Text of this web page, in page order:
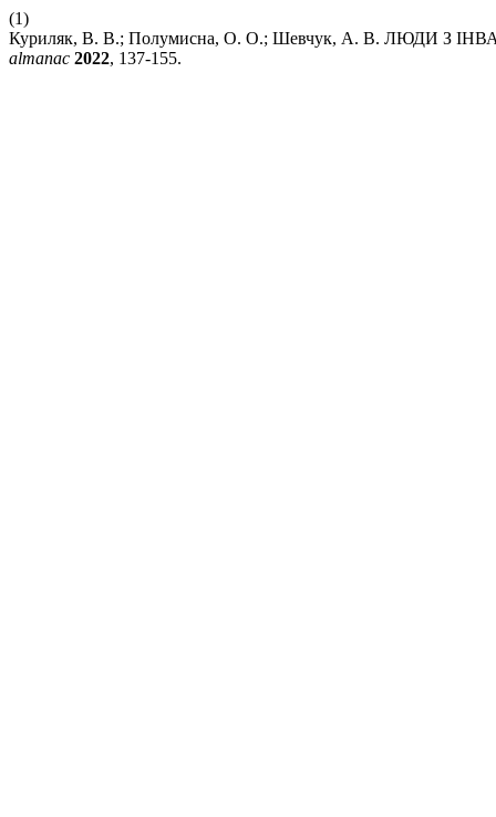
(1)
Куриляк, В. В.; Полумисна, О. О.; Шевчук, А. В. ЛЮДИ З
almanac 2022, 137-155.